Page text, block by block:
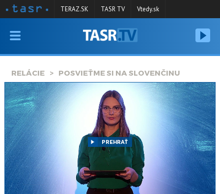
VYSIELANIE
SPRAVODAJSTVO
KONTAKT
ARCHÍV
TERAZ.SK TASR TV Vtedy.sk
RELÁCIE POSVIEŤME SI NA SLOVENČINU
PREHRAŤ